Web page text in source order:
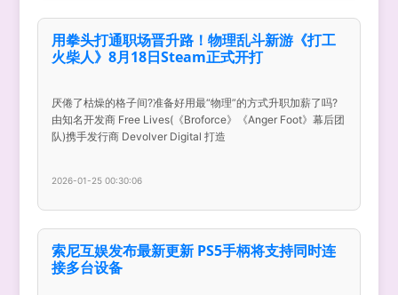
用拳头打通职场晋升路！物理乱斗新游《打工
火柴人》8月18日Steam正式开打
厌倦了枯燥的格子间?准备好用最“物理”的方式升职加薪了吗?
由知名开发商 Free Lives(《Broforce》《Anger Foot》幕后团
队)携手发行商 Devolver Digital 打造
2026-01-25 00:30:06
索尼互娱发布最新更新 PS5手柄将支持同时连
接多台设备